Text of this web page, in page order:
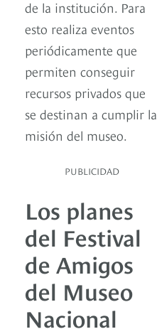
de la institución. Para
esto realiza eventos
periódicamente que
permiten conseguir
recursos privados que
se destinan a cumplir la
misión del museo.
PUBLICIDAD
Los planes
del Festival
de Amigos
del Museo
Nacional